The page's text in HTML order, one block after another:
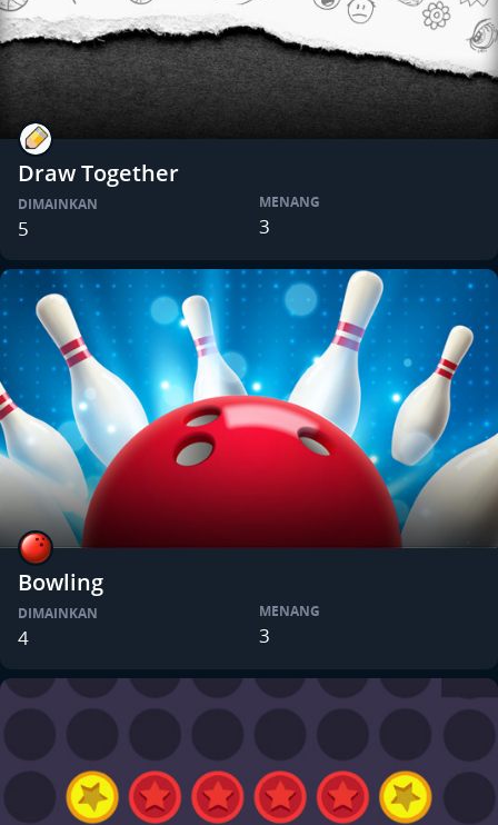
Draw Together
DIMAINKAN
5
MENANG
3
Bowling
DIMAINKAN
4
MENANG
3